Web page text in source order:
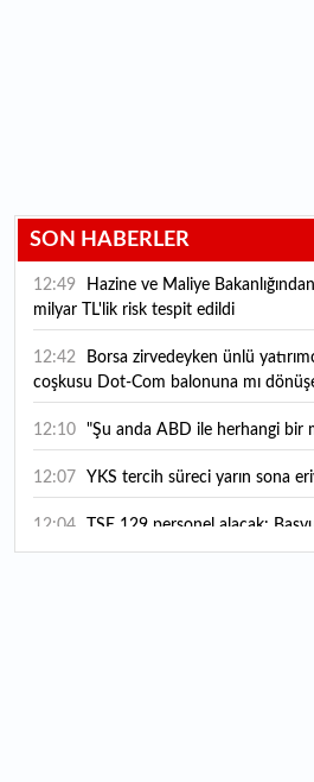
SON HABERLER
12:49
milyar TL'lik risk tespit edildi
12:42
coşkusu Dot-Com balonuna mı
12:10 "Şu anda ABD ile herhangi bir
12:07 YKS tercih süreci yarın sona
12:04 TSE 129 personel alacak: